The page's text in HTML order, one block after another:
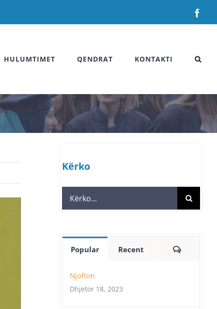
HULUMTIMET QENDRAT KONTAKTI
Kërko
Search
for:
Popular Recent
Njoftim
Dhjetor 18, 2023